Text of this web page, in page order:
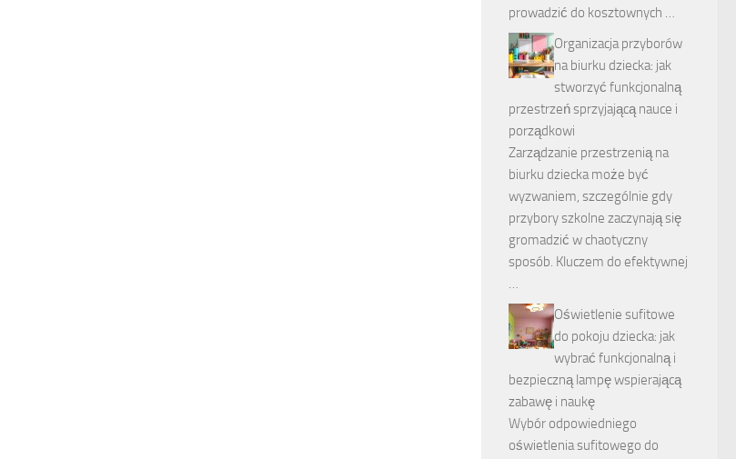
prowadzić do kosztownych …
Organizacja przyborów
na biurku dziecka: jak
stworzyć funkcjonalną
przestrzeń sprzyjającą nauce i
porządkowi
Zarządzanie przestrzenią na
biurku dziecka może być
wyzwaniem, szczególnie gdy
przybory szkolne zaczynają się
gromadzić w chaotyczny
sposób. Kluczem do efektywnej
…
Oświetlenie sufitowe
do pokoju dziecka: jak
wybrać funkcjonalną i
bezpieczną lampę wspierającą
zabawę i naukę
Wybór odpowiedniego
oświetlenia sufitowego do